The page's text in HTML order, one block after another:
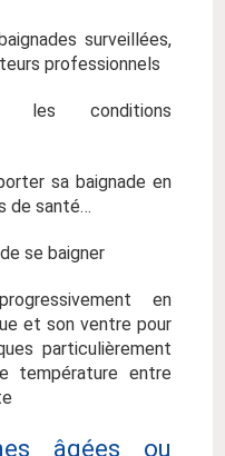
surveillées,
professionnels
les conditions
sa baignade en
de santé…
se baigner
en
et son ventre pour
particulièrement
température entre
âgées ou